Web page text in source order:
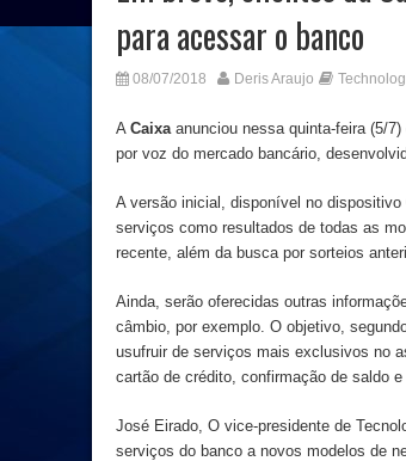
para acessar o banco
08/07/2018 Deris Araujo
A Caixaanunciou nessa quinta-feira (5/
por voz do mercado bancário,
A versão inicial, disponível no dispositivo
serviços como resultados de todas as
recente, além da busca por sorteios
Ainda, serão oferecidas outras
câmbio, por exemplo. O objetivo,
usufruir de serviços mais exclusivos no
cartão de crédito, confirmação de saldo
José Eirado, O vice-presidente de
serviços do banco a novos modelos de